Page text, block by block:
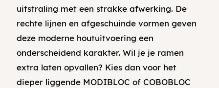
uitstraling met een strakke afwerking. De
rechte lijnen en afgeschuinde vormen geven
deze moderne houtuitvoering een
onderscheidend karakter. Wil je je ramen
extra laten opvallen? Kies dan voor het
dieper liggende MODIBLOC of COBOBLOC